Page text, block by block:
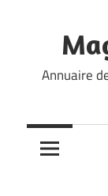
content
Annuaire